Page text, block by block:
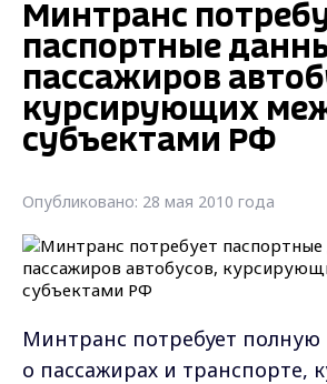
Минтранс
паспортные
пассажиров
курсирующих
субъектами РФ
Опубликовано: 28 мая 2010 года
Минтранс потребует
о пассажирах и транспорте,